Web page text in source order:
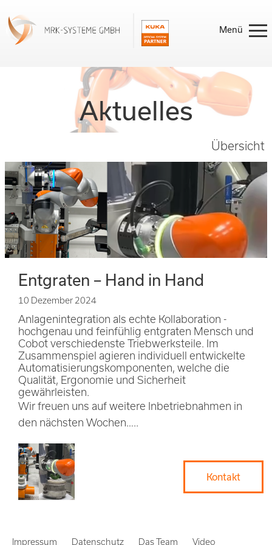
Home
Leistungen
Produkte
Referenzen
Kontakt
Karriere
Downloads
Kontakt
Aktuelles
Übersicht
Entgraten – Hand in Hand
10 Dezember 2024
Anlagenintegration als echte Kollaboration -
hochgenau und feinfühlig entgraten Mensch und
Cobot verschiedenste Triebwerksteile. Im
Zusammenspiel agieren individuell entwickelte
Automatisierungskomponenten, welche die
Qualität, Ergonomie und Sicherheit
gewährleisten.
Wir freuen uns auf weitere Inbetriebnahmen in
den nächsten Wochen…..
Impressum Datenschutz Das Team Video